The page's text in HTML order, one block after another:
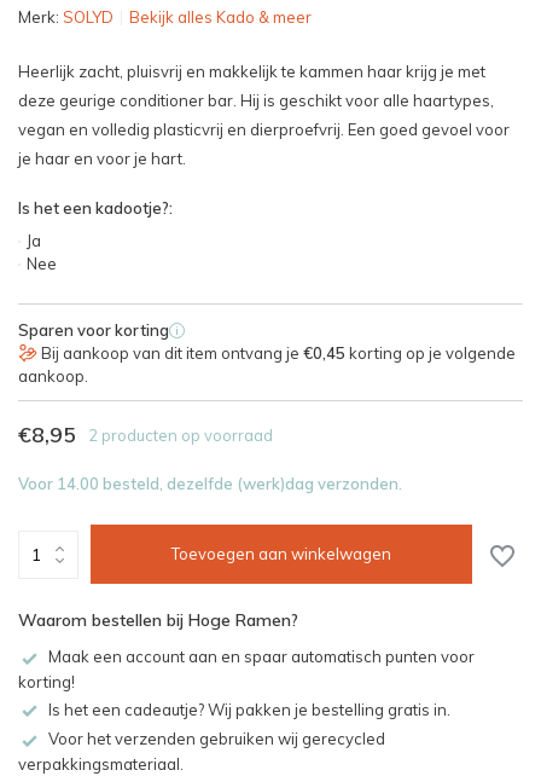
Merk: SOLYD Bekijk alles Kado & meer
Heerlijk zacht, pluisvrij en makkelijk te kammen haar krijg je met
deze geurige conditioner bar. Hij is geschikt voor alle haartypes,
vegan en volledig plasticvrij en dierproefvrij. Een goed gevoel voor
je haar en voor je hart.
Is het een kadootje?:
Ja
Nee
Sparen voor korting i
Bij aankoop van dit item ontvang je €0,45 korting op je volgende
aankoop.
€8,95 2 producten op voorraad
Voor 14.00 besteld, dezelfde (werk)dag verzonden.
Toevoegen aan winkelwagen
Waarom bestellen bij Hoge Ramen?
Maak een account aan en spaar automatisch punten voor
korting!
Is het een cadeautje? Wij pakken je bestelling gratis in.
Voor het verzenden gebruiken wij gerecycled
verpakkingsmateriaal.